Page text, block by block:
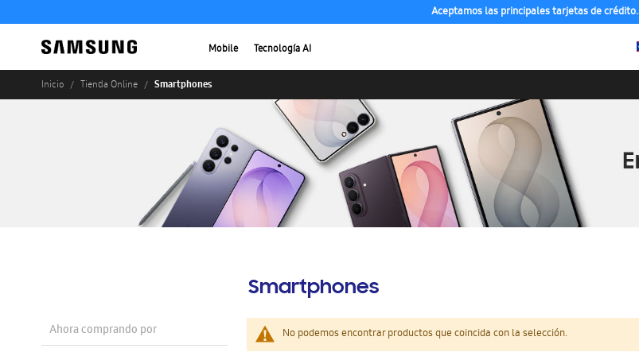
Aceptamos las principales tarjetas de crédito.
Mobile Tecnología AI
Inicio Tienda Online Smartphones
Smartphones
No podemos encontrar productos que coincida con la selección.
Ahora comprando por